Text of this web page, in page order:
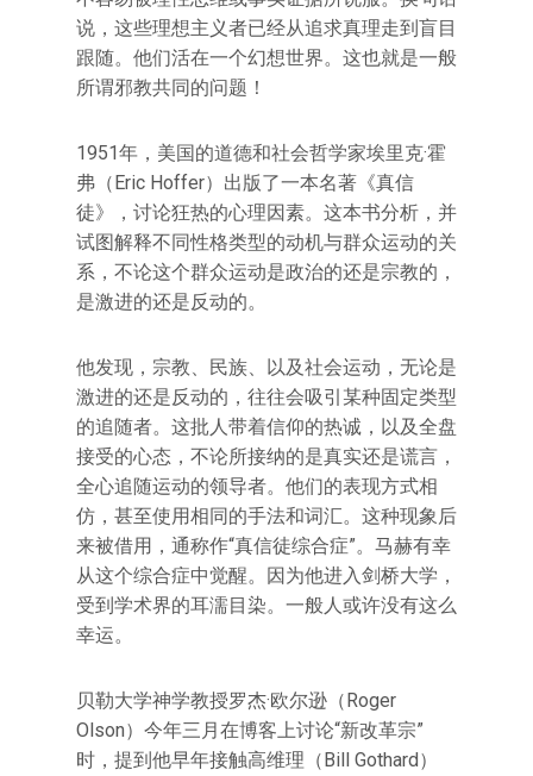
说，这些理想主义者已经从追求真理走到盲目
跟随。他们活在一个幻想世界。这也就是一般
所谓邪教共同的问题！
1951年，美国的道德和社会哲学家埃里克·霍
弗（Eric Hoffer）出版了一本名著《真信
徒》，讨论狂热的心理因素。这本书分析，并
试图解释不同性格类型的动机与群众运动的关
系，不论这个群众运动是政治的还是宗教的，
是激进的还是反动的。
他发现，宗教、民族、以及社会运动，无论是
激进的还是反动的，往往会吸引某种固定类型
的追随者。这批人带着信仰的热诚，以及全盘
接受的心态，不论所接纳的是真实还是谎言，
全心追随运动的领导者。他们的表现方式相
仿，甚至使用相同的手法和词汇。这种现象后
来被借用，通称作“真信徒综合症”。马赫有幸
从这个综合症中觉醒。因为他进入剑桥大学，
受到学术界的耳濡目染。一般人或许没有这么
幸运。
贝勒大学神学教授罗杰·欧尔逊（Roger
Olson）今年三月在博客上讨论“新改革宗”
时，提到他早年接触高维理（Bill Gothard）